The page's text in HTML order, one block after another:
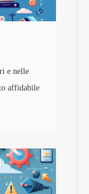
e nelle
affidabile